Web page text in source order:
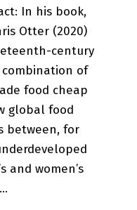
In his book,
Otter (2020)
century
of
food cheap
global food
between, for
and women’s